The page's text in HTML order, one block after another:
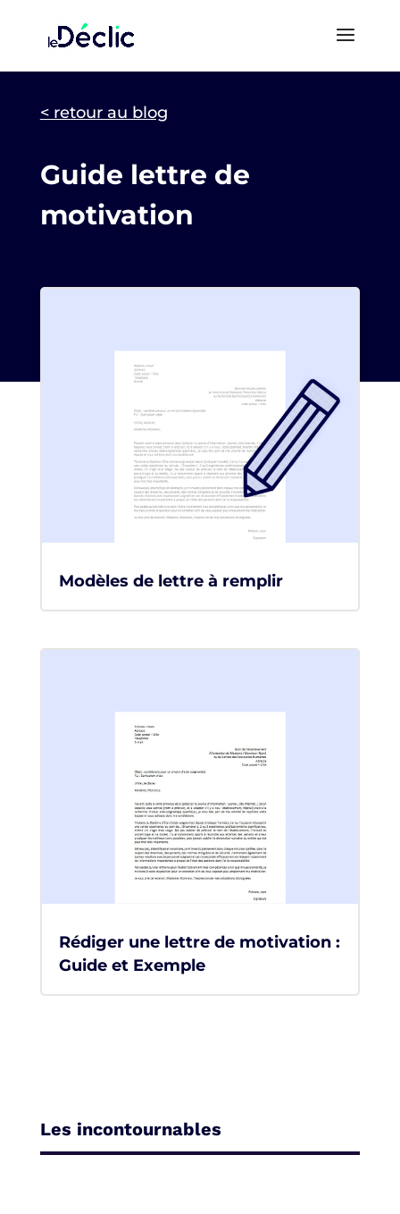
< retour au blog
Guide lettre de
motivation
Modèles de lettre à remplir
Rédiger une lettre de motivation :
Guide et Exemple
Les incontournables